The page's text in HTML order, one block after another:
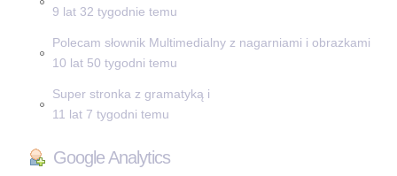
9 lat 32 tygodnie temu
Polecam słownik Multimedialny z nagarniami i obrazkami
10 lat 50 tygodni temu
Super stronka z gramatyką i
11 lat 7 tygodni temu
Google Analytics